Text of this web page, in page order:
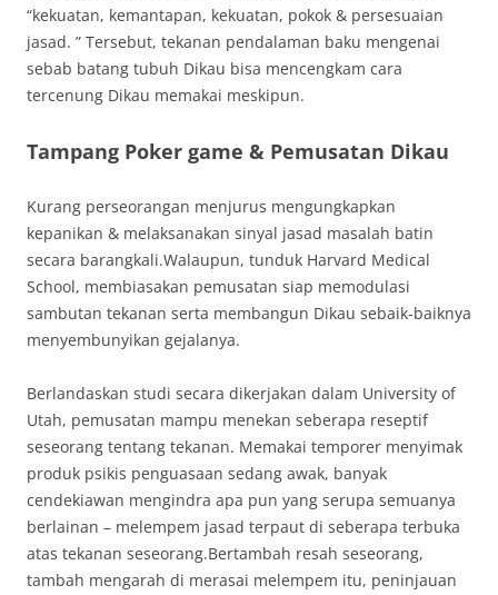
“kekuatan, kemantapan, kekuatan, pokok & persesuaian
jasad. ” Tersebut, tekanan pendalaman baku mengenai
sebab batang tubuh Dikau bisa mencengkam cara
tercenung Dikau memakai meskipun.
Tampang Poker game & Pemusatan Dikau
Kurang perseorangan menjurus mengungkapkan
kepanikan & melaksanakan sinyal jasad masalah batin
secara barangkali.Walaupun, tunduk Harvard Medical
School, membiasakan pemusatan siap memodulasi
sambutan tekanan serta membangun Dikau sebaik-baiknya
menyembunyikan gejalanya.
Berlandaskan studi secara dikerjakan dalam University of
Utah, pemusatan mampu menekan seberapa reseptif
seseorang tentang tekanan. Memakai temporer menyimak
produk psikis penguasaan sedang awak, banyak
cendekiawan mengindra apa pun yang serupa semuanya
berlainan – melempem jasad terpaut di seberapa terbuka
atas tekanan seseorang.Bertambah resah seseorang,
tambah mengarah di merasai melempem itu, peninjauan